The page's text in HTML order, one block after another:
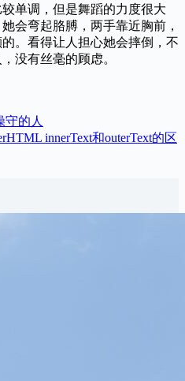
单调，但是舞蹈的力度很大
会弯起胳膊，两手靠近胸前，
。看得让人担心她会摔倒，不
没有丝毫的顾虑。
守的人
innerText和outerText的区